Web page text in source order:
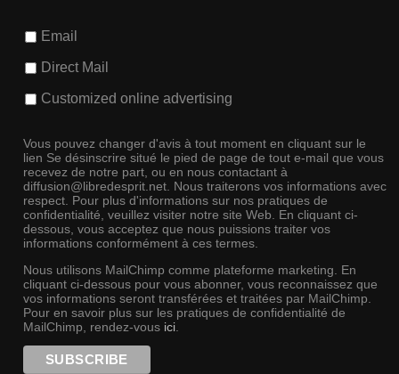
Email
Direct Mail
Customized online advertising
Vous pouvez changer d'avis à tout moment en cliquant sur le
lien Se désinscrire situé le pied de page de tout e-mail que vous
recevez de notre part, ou en nous contactant à
diffusion@libredesprit.net. Nous traiterons vos informations avec
respect. Pour plus d'informations sur nos pratiques de
confidentialité, veuillez visiter notre site Web. En cliquant ci-
dessous, vous acceptez que nous puissions traiter vos
informations conformément à ces termes.
Nous utilisons MailChimp comme plateforme marketing. En
cliquant ci-dessous pour vous abonner, vous reconnaissez que
vos informations seront transférées et traitées par MailChimp.
Pour en savoir plus sur les pratiques de confidentialité de
MailChimp, rendez-vous ici.